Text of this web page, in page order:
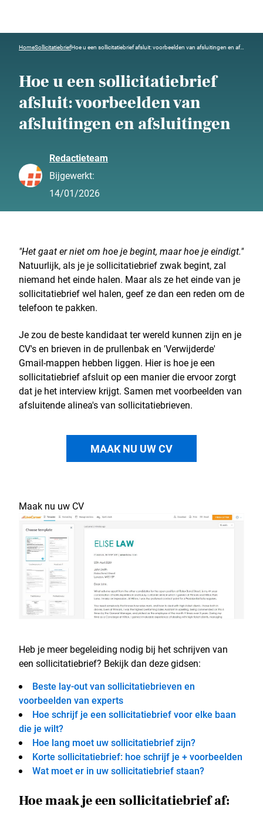
HomeSollicitatiebrief Hoe u een sollicitatiebrief afsluit: voorbeelden van afsluitingen en afsluitingen
Hoe u een sollicitatiebrief
afsluit: voorbeelden van
afsluitingen en afsluitingen
Redactieteam
Bijgewerkt:
14/01/2026
"Het gaat er niet om hoe je begint, maar hoe je eindigt."
Natuurlijk, als je je sollicitatiebrief zwak begint, zal
niemand het einde halen. Maar als ze het einde van je
sollicitatiebrief wel halen, geef ze dan een reden om de
telefoon te pakken.
Je zou de beste kandidaat ter wereld kunnen zijn en je
CV's en brieven in de prullenbak en 'Verwijderde'
Gmail-mappen hebben liggen. Hier is hoe je een
sollicitatiebrief afsluit op een manier die ervoor zorgt
dat je het interview krijgt. Samen met voorbeelden van
afsluitende alinea's van sollicitatiebrieven.
MAAK NU UW CV
Maak nu uw CV
Heb je meer begeleiding nodig bij het schrijven van
een sollicitatiebrief? Bekijk dan deze gidsen:
Beste lay-out van sollicitatiebrieven en
voorbeelden van experts
Hoe schrijf je een sollicitatiebrief voor elke baan
die je wilt?
Hoe lang moet uw sollicitatiebrief zijn?
Korte sollicitatiebrief: hoe schrijf je + voorbeelden
Wat moet er in uw sollicitatiebrief staan?
Hoe maak je een sollicitatiebrief af: